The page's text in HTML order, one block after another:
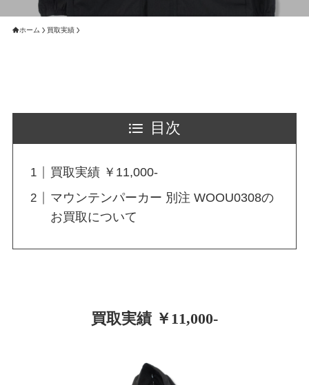
ホーム 買取実績
目次
買取実績 ￥11,000-
マウンテンパーカー 別注 WOOU0308の
お買取について
買取実績 ￥11,000-